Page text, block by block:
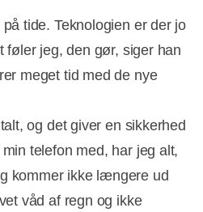
tide. Teknologien er der jo
jeg, den gør, siger han
meget tid med de nye
og det giver en sikkerhed
telefon med, har jeg alt,
kommer ikke længere ud
våd af regn og ikke